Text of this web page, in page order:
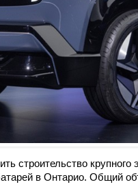
строительство
в Онтарио. Общий